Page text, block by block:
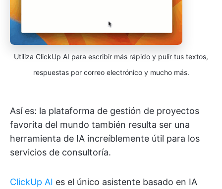
Utiliza ClickUp AI para escribir más rápido y pulir tus textos,
respuestas por correo electrónico y mucho más.
Así es: la plataforma de gestión de proyectos
favorita del mundo también resulta ser una
herramienta de IA increíblemente útil para los
servicios de consultoría.
ClickUp AI es el único asistente basado en IA